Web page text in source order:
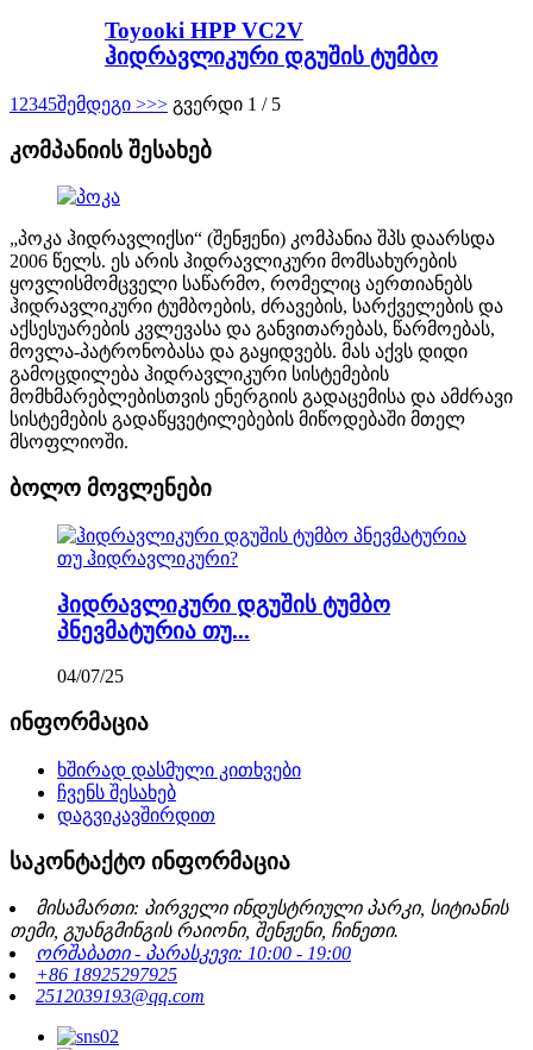
Toyooki HPP VC2V
ჰიდრავლიკური დგუშის ტუმბო
1 2345შემდეგი >>> გვერდი 1 / 5
კომპანიის შესახებ
„პოკა ჰიდრავლიქსი“ (შენჟენი) კომპანია შპს დაარსდა
2006 წელს. ეს არის ჰიდრავლიკური მომსახურების
ყოვლისმომცველი საწარმო, რომელიც აერთიანებს
ჰიდრავლიკური ტუმბოების, ძრავების, სარქველების და
აქსესუარების კვლევასა და განვითარებას, წარმოებას,
მოვლა-პატრონობასა და გაყიდვებს. მას აქვს დიდი
გამოცდილება ჰიდრავლიკური სისტემების
მომხმარებლებისთვის ენერგიის გადაცემისა და ამძრავი
სისტემების გადაწყვეტილებების მიწოდებაში მთელ
მსოფლიოში.
ბოლო მოვლენები
ჰიდრავლიკური დგუშის ტუმბო
პნევმატურია თუ...
04/07/25
ინფორმაცია
ხშირად დასმული კითხვები
ჩვენს შესახებ
დაგვიკავშირდით
საკონტაქტო ინფორმაცია
მისამართი: პირველი ინდუსტრიული პარკი, სიტიანის
თემი, გუანგმინგის რაიონი, შენჟენი, ჩინეთი.
ორშაბათი - პარასკევი: 10:00 - 19:00
+86 18925297925
2512039193@qq.com